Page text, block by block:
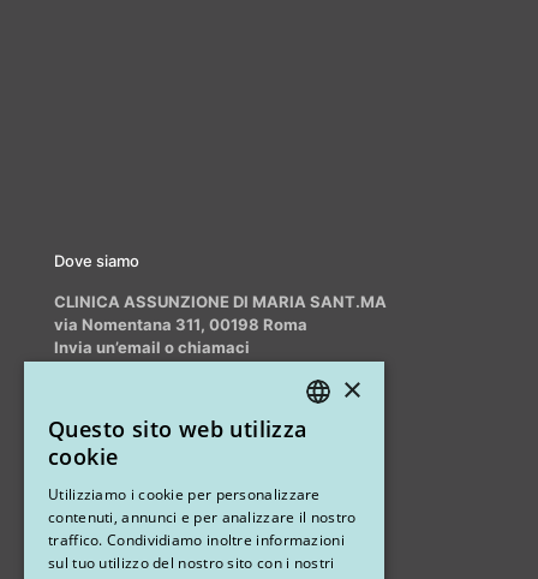
Dove siamo
CLINICA ASSUNZIONE DI MARIA SANT.MA
via Nomentana 311, 00198 Roma
Invia un’email o chiamaci
Altri studi
STUDIO MARIANETTI MED
via Sandro Pertini 26, 67051 Avezzano (AQ)
×
Questo sito web utilizza
cookie
Utilizziamo i cookie per personalizzare
contenuti, annunci e per analizzare il nostro
traffico. Condividiamo inoltre informazioni
sul tuo utilizzo del nostro sito con i nostri